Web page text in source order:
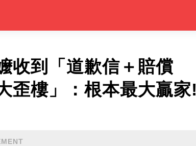
收到「道歉信＋賠償
樓」：根本最大贏家!